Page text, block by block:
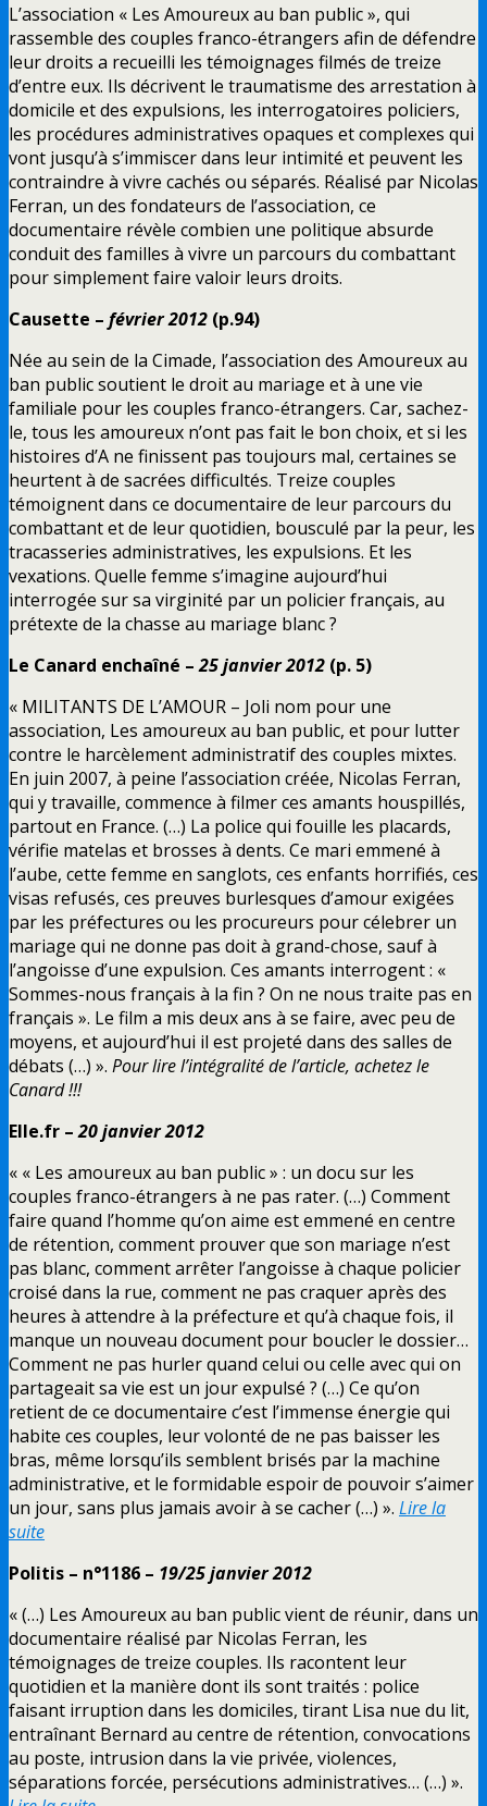
L’association « Les Amoureux au ban public », qui
rassemble des couples franco-étrangers afin de défendre
leur droits a recueilli les témoignages filmés de treize
d’entre eux. Ils décrivent le traumatisme des arrestation à
domicile et des expulsions, les interrogatoires policiers,
les procédures administratives opaques et complexes qui
vont jusqu’à s’immiscer dans leur intimité et peuvent les
contraindre à vivre cachés ou séparés. Réalisé par Nicolas
Ferran, un des fondateurs de l’association, ce
documentaire révèle combien une politique absurde
conduit des familles à vivre un parcours du combattant
pour simplement faire valoir leurs droits.
Causette – février 2012 (p.94)
Née au sein de la Cimade, l’association des Amoureux au
ban public soutient le droit au mariage et à une vie
familiale pour les couples franco-étrangers. Car, sachez-
le, tous les amoureux n’ont pas fait le bon choix, et si les
histoires d’A ne finissent pas toujours mal, certaines se
heurtent à de sacrées difficultés. Treize couples
témoignent dans ce documentaire de leur parcours du
combattant et de leur quotidien, bousculé par la peur, les
tracasseries administratives, les expulsions. Et les
vexations. Quelle femme s’imagine aujourd’hui
interrogée sur sa virginité par un policier français, au
prétexte de la chasse au mariage blanc ?
Le Canard enchaîné –25 janvier 2012 (p. 5)
« MILITANTS DE L’AMOUR – Joli nom pour une
association, Les amoureux au ban public, et pour lutter
contre le harcèlement administratif des couples mixtes.
En juin 2007, à peine l’association créée, Nicolas Ferran,
qui y travaille, commence à filmer ces amants houspillés,
partout en France. (…) La police qui fouille les placards,
vérifie matelas et brosses à dents. Ce mari emmené à
l’aube, cette femme en sanglots, ces enfants horrifiés, ces
visas refusés, ces preuves burlesques d’amour exigées
par les préfectures ou les procureurs pour célebrer un
mariage qui ne donne pas doit à grand-chose, sauf à
l’angoisse d’une expulsion. Ces amants interrogent : «
Sommes-nous français à la fin ? On ne nous traite pas en
français ». Le film a mis deux ans à se faire, avec peu de
moyens, et aujourd’hui il est projeté dans des salles de
débats (…) ». Pour lire l’intégralité de l’article, achetez le
Canard !!!
Elle.fr –20 janvier 2012
« « Les amoureux au ban public » : un docu sur les
couples franco-étrangers à ne pas rater. (…) Comment
faire quand l’homme qu’on aime est emmené en centre
de rétention, comment prouver que son mariage n’est
pas blanc, comment arrêter l’angoisse à chaque policier
croisé dans la rue, comment ne pas craquer après des
heures à attendre à la préfecture et qu’à chaque fois, il
manque un nouveau document pour boucler le dossier…
Comment ne pas hurler quand celui ou celle avec qui on
partageait sa vie est un jour expulsé ? (…) Ce qu’on
retient de ce documentaire c’est l’immense énergie qui
habite ces couples, leur volonté de ne pas baisser les
bras, même lorsqu’ils semblent brisés par la machine
administrative, et le formidable espoir de pouvoir s’aimer
un jour, sans plus jamais avoir à se cacher (…) ». Lire la
suite
Politis – n°1186 – 19/25 janvier 2012
« (…) Les Amoureux au ban public vient de réunir, dans un
documentaire réalisé par Nicolas Ferran, les
témoignages de treize couples. Ils racontent leur
quotidien et la manière dont ils sont traités : police
faisant irruption dans les domiciles, tirant Lisa nue du lit,
entraînant Bernard au centre de rétention, convocations
au poste, intrusion dans la vie privée, violences,
séparations forcée, persécutions administratives… (…) ».